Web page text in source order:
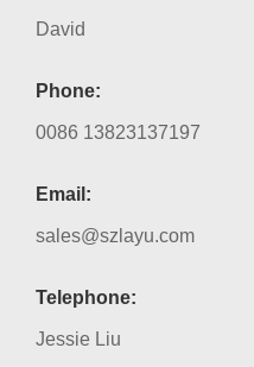
David
Phone:
0086 13823137197
Email:
sales@szlayu.com
Telephone:
Jessie Liu